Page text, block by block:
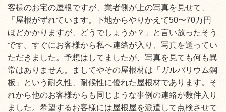
客様のお宅の屋根ですが、業者側が上の写真を見せて、
「屋根がずれています。下地からやりかえて50〜70万円
ほどかかりますが、どうでしょうか？」と言い放ったそう
です。すぐにお客様から私へ連絡が入り、写真を送ってい
ただきました。予想はしてましたが、写真を見ても何も異
常はありません。ましてやその屋根材は「ガルバリウム鋼
板」という耐久性、耐候性に優れた屋根材であります。そ
れから他のお客様からも同じような事例の連絡が数件入り
ました。希望するお客様には屋根屋を派遣して点検させて